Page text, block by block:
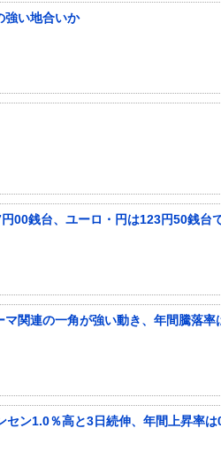
強い地合いか
00銭台、ユーロ・円は123円50銭台
マ関連の一角が強い動き、年間騰落率
セン1.0％高と3日続伸、年間上昇率は